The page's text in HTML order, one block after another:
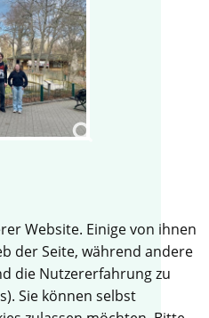
Website. Einige von ihnen
der Seite, während andere
die Nutzererfahrung zu
Sie können selbst